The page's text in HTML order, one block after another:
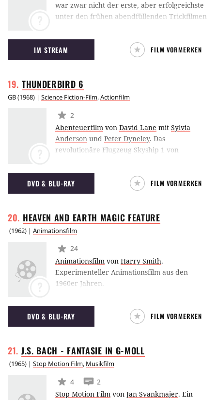
war zwar nicht der erste, aber erfolgreichste
unter den frühen abendfüllenden Trickfilmen
ziert der Kater auch heute noch das Logo von
Toei und ist sein Maskottchen. Viele der an
diesem Film Mitwirkenden haben in der
Filme produziert: "Chihiros Reise ins
Zauberland", "Prinzessin Mononoke", "Mein
Schloß".
IM STREAM FILM VORMERKEN
THUNDERBIRD 6
GB(1968) | Science Fiction-Film,Actionfilm
2
Abenteuerfilm von David Lane mit Sylvia
Anderson und Peter Dyneley. Das
revolutionäre Flugzeug Skyship 1 von
Jungfernflug entführt. An Bord kämpft Lady
Penelope unerschrocken gegen die Hijacker,
während der Rest der Truppe zu verhindern
stürzt. Nur Brains tüftelt an einem noch nie
dagewesenen Gefährt für die
DVD & BLU-RAY FILM VORMERKEN
HEAVEN AND EARTH MAGIC FEATURE
(1962) | Animationsfilm
24
Animationsfilm von Harry Smith.
Experimenteller Animationsfilm aus den
1960er Jahren.
DVD & BLU-RAY FILM VORMERKEN
J.S. BACH - FANTASIE IN G-MOLL
(1965) | Stop Motion Film, Musikfilm
4
2
Stop Motion Film von Jan Svankmajer. Ein